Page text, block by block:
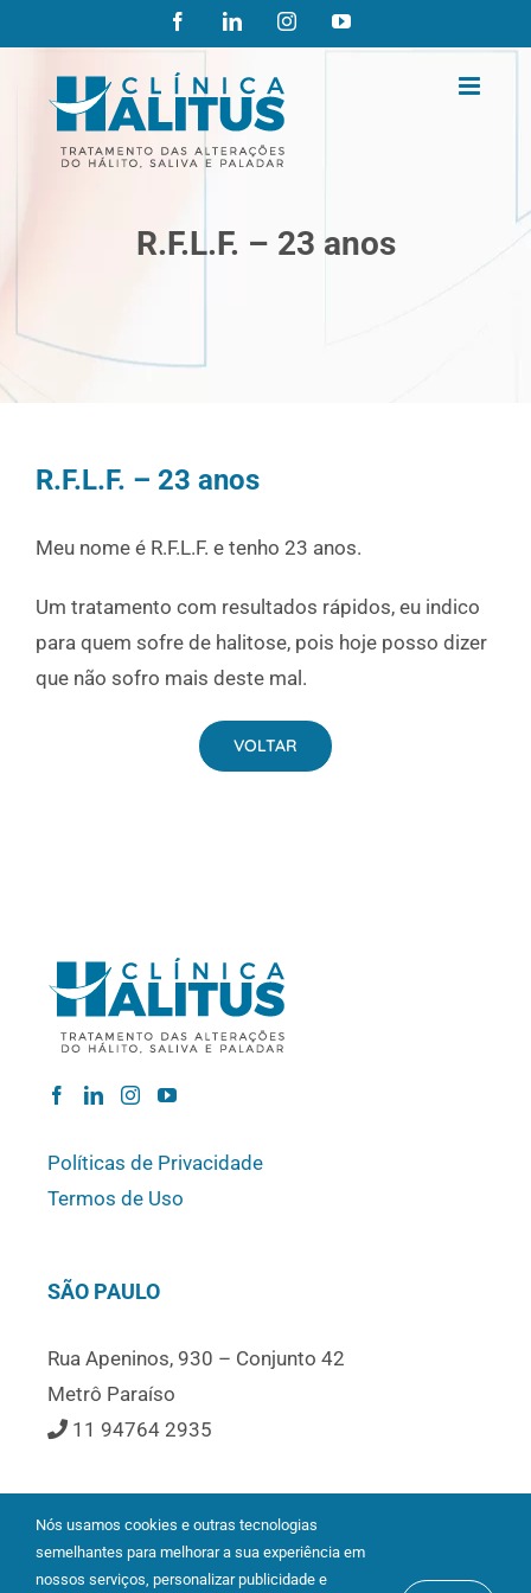
para
FacebookLinkedInInstagramYouTube
R.F.L.F. – 23 anos
R.F.L.F. – 23 anos
Meu nome é R.F.L.F. e tenho 23 anos.
Um tratamento com resultados rápidos, eu indico
para quem sofre de halitose, pois hoje posso dizer
que não sofro mais deste mal.
VOLTAR
Políticas de Privacidade
Termos de Uso
SÃO PAULO
Rua Apeninos, 930 – Conjunto 42
Metrô Paraíso
11 94764 2935
Nós usamos cookies e outras tecnologias
semelhantes para melhorar a sua experiência em
nossos serviços, personalizar publicidade e